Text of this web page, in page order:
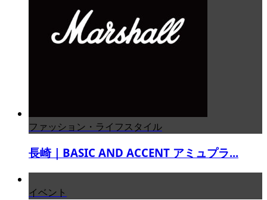
ファッション・ライフスタイル
長崎｜BASIC AND ACCENT アミュプラ...
イベント